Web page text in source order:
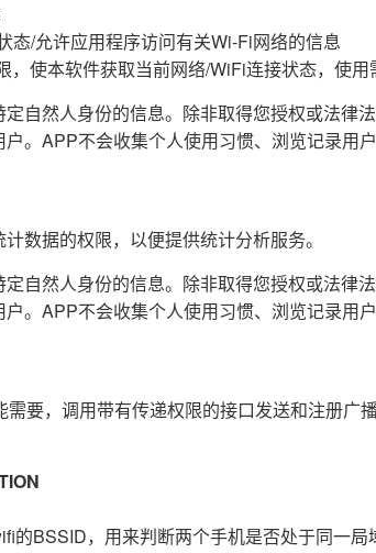
态/允许应用程序访问有关Wi-Fi网络的信息
，使本软件获取当前网络/WiFi连接状态，使
自然人身份的信息。除非取得您授权或法律
。APP不会收集个人使用习惯、浏览记录用
数据的权限，以便提供统计分析服务。
自然人身份的信息。除非取得您授权或法律
。APP不会收集个人使用习惯、浏览记录用
要，调用带有传递权限的接口发送和注册广
的BSSID，用来判断两个手机是否处于同一